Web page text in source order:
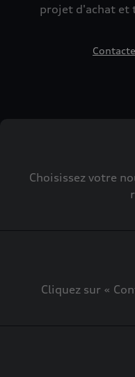
projet d'achat et
Choisissez votre
Cliquez sur «